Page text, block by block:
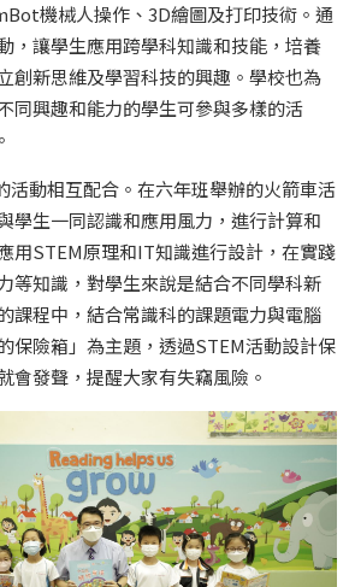
機械人操作、3D繪圖及打印技術。通
，讓學生應用跨學科知識和技能，培養
創新思維及學習科技的興趣。學校也為
同興趣和能力的學生可參與多樣的活
活動相互配合。在六年班舉辦的火箭車活
學生一同認識和應用風力，進行計算和
用STEM原理和IT知識進行設計，在實踐
等知識，對學生來說是結合不同學科新
課程中，結合常識科的課題電力與電腦
保險箱」為主題，透過STEM活動設計保
會發聲，提醒大家有失竊風險。